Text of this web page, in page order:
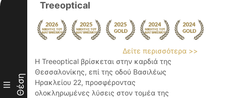
III Θέση
Treeoptical
Δείτε περισσότερα >>
Η Treeoptical βρίσκεται στην καρδιά της
Θεσσαλονίκης, επί της οδού Βασιλέως
Ηρακλείου 22, προσφέροντας
ολοκληρωμένες λύσεις στον τομέα της